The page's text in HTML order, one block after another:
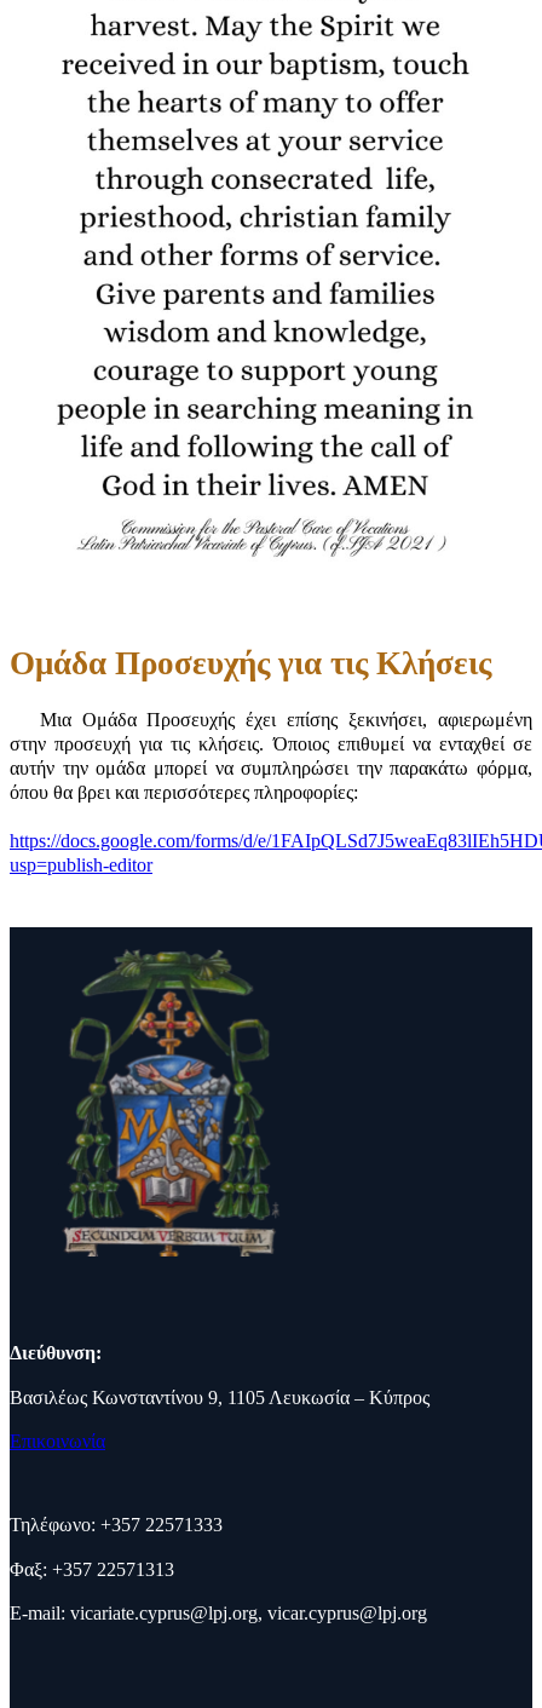
Ομάδα Προσευχής για τις Κλήσεις
Μια Ομάδα Προσευχής έχει επίσης ξεκινήσει, αφιερωμένη
στην προσευχή για τις κλήσεις. Όποιος επιθυμεί να ενταχθεί σε
αυτήν την ομάδα μπορεί να συμπληρώσει την παρακάτω φόρμα,
όπου θα βρει και περισσότερες πληροφορίες:
https://docs.google.com/forms/d/e/
usp=publish-editor
Διεύθυνση:
Βασιλέως Κωνσταντίνου 9, 1105 Λευκωσία – Κύπρος
Επικοινωνία
Τηλέφωνο: +357 22571333
Φαξ: +357 22571313
E-mail: vicariate.cyprus@lpj.org, vicar.cyprus@lpj.org